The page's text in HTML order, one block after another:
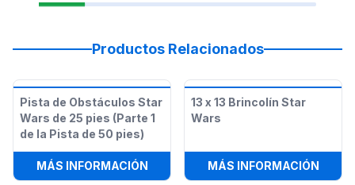
Productos Relacionados
Pista de Obstáculos Star
Wars de 25 pies (Parte 1
de la Pista de 50 pies)
MÁS INFORMACIÓN: PISTA DE OBSTÁCULOS STAR
13 x 13 Brincolín Star
Wars
MÁS INFORMACIÓN: